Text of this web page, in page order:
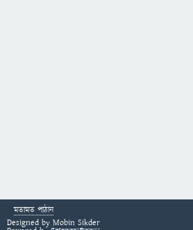
মতামত পাঠান
Designed by Mobin Sikder